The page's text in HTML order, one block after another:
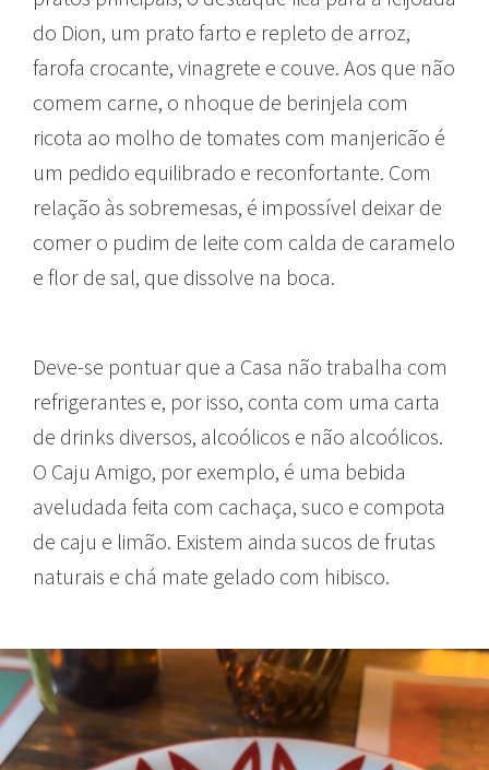
do Dion, um prato farto e repleto de arroz,
farofa crocante, vinagrete e couve. Aos que não
comem carne, o nhoque de berinjela com
ricota ao molho de tomates com manjericão é
um pedido equilibrado e reconfortante. Com
relação às sobremesas, é impossível deixar de
comer o pudim de leite com calda de caramelo
e flor de sal, que dissolve na boca.
Deve-se pontuar que a Casa não trabalha com
refrigerantes e, por isso, conta com uma carta
de drinks diversos, alcoólicos e não alcoólicos.
O Caju Amigo, por exemplo, é uma bebida
aveludada feita com cachaça, suco e compota
de caju e limão. Existem ainda sucos de frutas
naturais e chá mate gelado com hibisco.